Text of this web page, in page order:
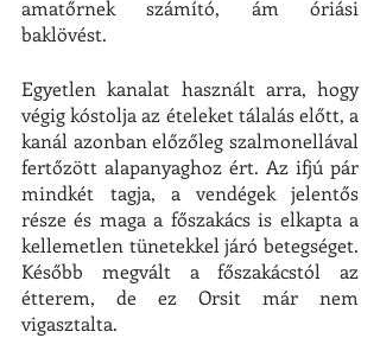
amatőrnek számító, ám óriási
baklövést.
Egyetlen kanalat használt arra, hogy
végig kóstolja az ételeket tálalás előtt, a
kanál azonban előzőleg szalmonellával
fertőzött alapanyaghoz ért. Az ifjú pár
mindkét tagja, a vendégek jelentős
része és maga a főszakács is elkapta a
kellemetlen tünetekkel járó betegséget.
Később megvált a főszakácstól az
étterem, de ez Orsit már nem
vigasztalta.